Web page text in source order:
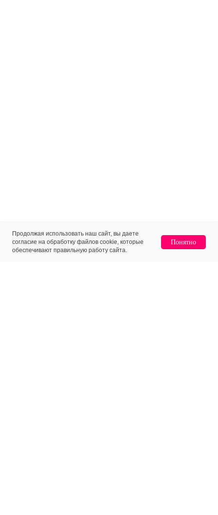
Продолжая использовать наш сайт, вы даете
согласие на обработку файлов cookie, которые
обеспечивают правильную работу сайта.
Понятно